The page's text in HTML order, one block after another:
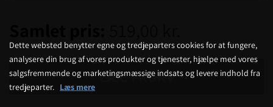
LÆG I KURV
Dette websted benytter egne og tredjeparters cookies for at fungere,
analysere din brug af vores produkter og tjenester, hjælpe med vores
salgsfremmende og marketingsmæssige indsats og levere indhold fra
tredjeparter. Læs mere